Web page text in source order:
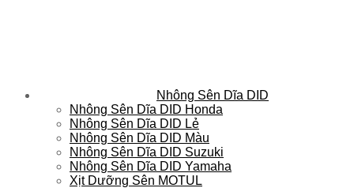
Nhông Sên Dĩa DID
Nhông Sên Dĩa DID Honda
Nhông Sên Dĩa DID Lẻ
Nhông Sên Dĩa DID Màu
Nhông Sên Dĩa DID Suzuki
Nhông Sên Dĩa DID Yamaha
Xịt Dưỡng Sên MOTUL